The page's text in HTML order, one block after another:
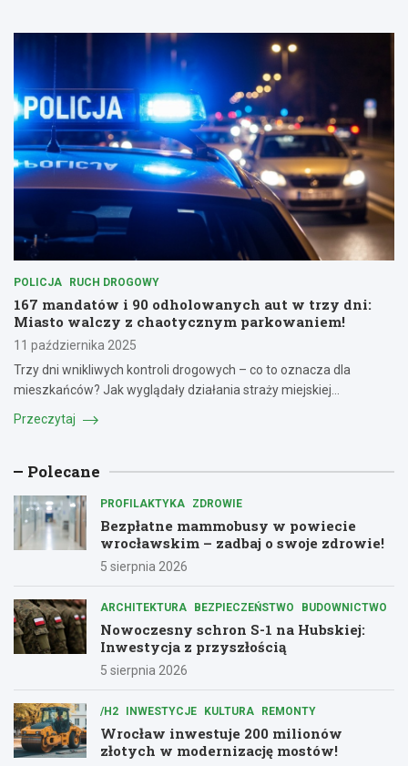
POLICJA RUCH DROGOWY
167 mandatów i 90 odholowanych aut w trzy dni:
Miasto walczy z chaotycznym parkowaniem!
11 października 2025
Trzy dni wnikliwych kontroli drogowych – co to oznacza dla
mieszkańców? Jak wyglądały działania straży miejskiej…
Przeczytaj
Polecane
PROFILAKTYKA ZDROWIE
Bezpłatne mammobusy w powiecie
wrocławskim – zadbaj o swoje zdrowie!
5 sierpnia 2026
ARCHITEKTURA BEZPIECZEŃSTWO BUDOWNICTWO
Nowoczesny schron S-1 na Hubskiej:
Inwestycja z przyszłością
5 sierpnia 2026
/H2 INWESTYCJE KULTURA REMONTY
Wrocław inwestuje 200 milionów
złotych w modernizację mostów!